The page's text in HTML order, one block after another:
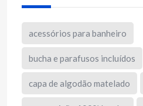
acessórios para banheiro
bucha e parafusos incluídos
capa de algodão matelado